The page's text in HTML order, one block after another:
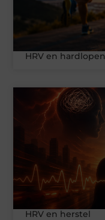
HRV en hardlopen
HRV en herstel